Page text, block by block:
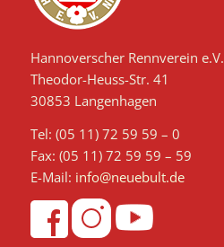
Hannoverscher Rennverein e.V.
Theodor-Heuss-Str. 41
30853 Langenhagen
Tel: (05 11) 72 59 59 – 0
Fax: (05 11) 72 59 59 – 59
E-Mail: info@neuebult.de